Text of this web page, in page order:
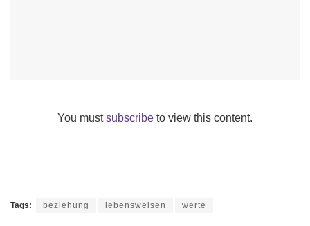
You mustsubscribe to view this content.
Tags: beziehung lebensweisen werte